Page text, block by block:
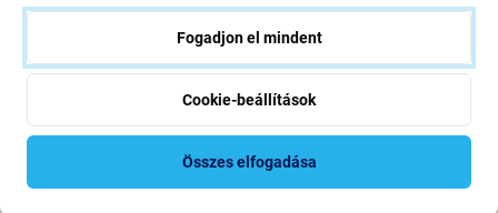
400 Ft
Apple
28 040 Ft
Fogadjon el mindent
Cookie-beállítások
Összes elfogadása